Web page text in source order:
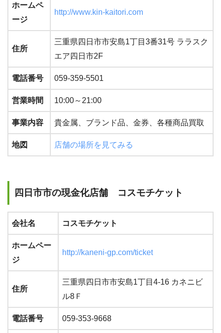
ホームペ
ージ
http://www.kin-kaitori.com
住所
三重県四日市市安島1丁目3番31号 ララスク
エア四日市2F
電話番号 059-359-5501
営業時間 10:00～21:00
事業内容 貴金属、ブランド品、金券、各種商品買取
地図 店舗の場所を見てみる
四日市市の現金化店舗 コスモチケット
会社名 コスモチケット
ホームペー
ジ
http://kaneni-gp.com/ticket
住所
三重県四日市市安島1丁目4-16 カネニビ
ル8Ｆ
電話番号 059-353-9668